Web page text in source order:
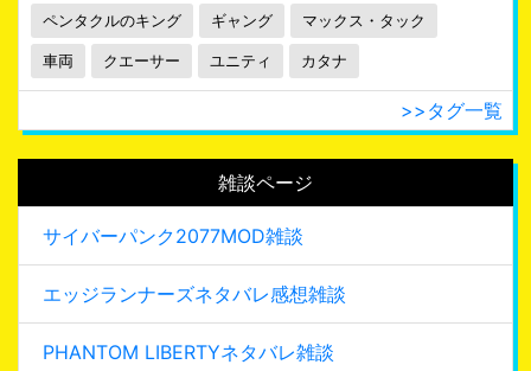
ペンタクルのキング ギャング マックス・タック
車両 クエーサー ユニティ カタナ
>>タグ一覧
雑談ページ
サイバーパンク2077MOD雑談
エッジランナーズネタバレ感想雑談
PHANTOM LIBERTYネタバレ雑談